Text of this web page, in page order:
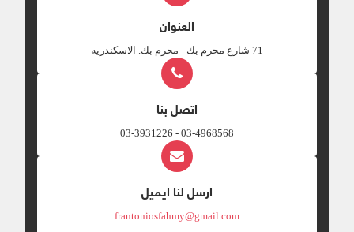
العنوان
‎71 شارع محرم بك - محرم بك. الاسكندريه
اتصل بنا
03-4968568 - 03-3931226
ارسل لنا ايميل
frantoniosfahmy@gmail.com